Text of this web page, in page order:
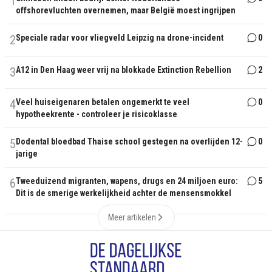
offshorevluchten overnemen, maar België moest ingrijpen
2Speciale radar voor vliegveld Leipzig na drone-incident 0
3A12 in Den Haag weer vrij na blokkade Extinction Rebellion 2
4Veel huiseigenaren betalen ongemerkt te veel
hypotheekrente - controleer je risicoklasse
0
5 Dodental bloedbad Thaise school gestegen na overlijden 12-
jarige
0
6Tweeduizend migranten, wapens, drugs en 24 miljoen euro:
Dit is de smerige werkelijkheid achter de mensensmokkel
5
Meer artikelen